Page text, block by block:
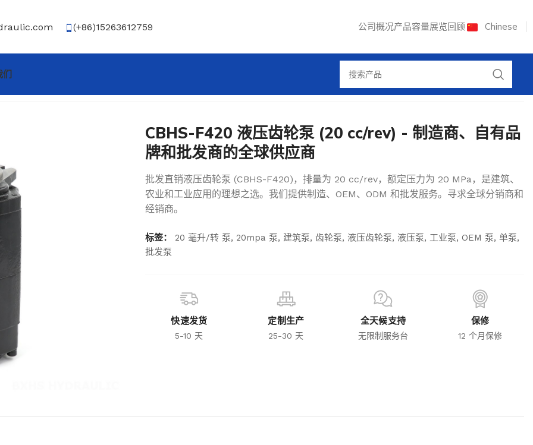
(+86)15263612759 公司概况产品容量展览回顾 Chinese
们
CBHS-F420 液压齿轮泵 (20 cc/rev) - 制造商、自有品
牌和批发商的全球供应商
批发直销液压齿轮泵 (CBHS-F420)，排量为 20 cc/rev，额定压力为 20 MPa，是建筑、
农业和工业应用的理想之选。我们提供制造、OEM、ODM 和批发服务。寻求全球分销商和
经销商。
标签： 20 毫升/转 泵, 20mpa 泵, 建筑泵, 齿轮泵, 液压齿轮泵, 液压泵, 工业泵, OEM 泵, 单泵,
批发泵
快速发货
5-10 天
定制生产
25-30 天
全天候支持
无限制服务台
保修
12 个月保修